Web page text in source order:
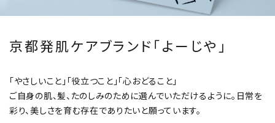
京都発肌ケアブランド「よーじや」
「やさしいこと」「役立つこと」「心おどること」
ご自身の肌、髪、たのしみのために選んでいただけるように。 日常を
彩り、美しさを育む存在でありたいと願っています。